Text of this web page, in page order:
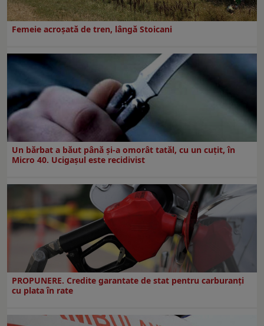
Femeie acroșată de tren, lângă Stoicani
Un bărbat a băut până și-a omorât tatăl, cu un cuțit, în
Micro 40. Ucigașul este recidivist
PROPUNERE. Credite garantate de stat pentru carburanți
cu plata în rate